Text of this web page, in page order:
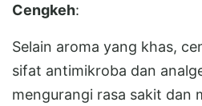
Cengkeh:
Selain aroma yang khas,
sifat antimikroba dan
mengurangi rasa sakit dan